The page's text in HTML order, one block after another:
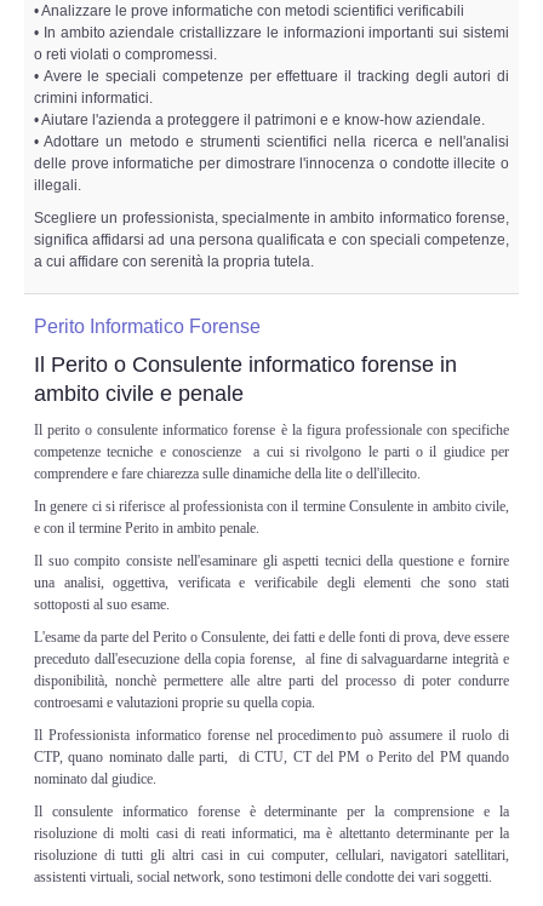
• Analizzare le prove informatiche con metodi scientifici verificabili
• In ambito aziendale cristallizzare le informazioni importanti sui sistemi
o reti violati o compromessi.
• Avere le speciali competenze per effettuare il tracking degli autori di
crimini informatici.
• Aiutare l'azienda a proteggere il patrimoni e e know-how aziendale.
• Adottare un metodo e strumenti scientifici nella ricerca e nell'analisi
delle prove informatiche per dimostrare l'innocenza o condotte illecite o
illegali.
Scegliere un professionista, specialmente in ambito informatico forense,
significa affidarsi ad una persona qualificata e con speciali competenze,
a cui affidare con serenità la propria tutela.
Perito Informatico Forense
Il Perito o Consulente informatico forense in
ambito civile e penale
Il perito o consulente informatico forense è la figura professionale con specifiche
competenze tecniche e conoscienze a cui si rivolgono le parti o il giudice per
comprendere e fare chiarezza sulle dinamiche della lite o dell'illecito.
In genere ci si riferisce al professionista con il termine Consulente in ambito civile,
e con il termine Perito in ambito penale.
Il suo compito consiste nell'esaminare gli aspetti tecnici della questione e fornire
una analisi, oggettiva, verificata e verificabile degli elementi che sono stati
sottoposti al suo esame.
L'esame da parte del Perito o Consulente, dei fatti e delle fonti di prova, deve essere
preceduto dall'esecuzione della copia forense, al fine di salvaguardarne integrità e
disponibilità, nonchè permettere alle altre parti del processo di poter condurre
controesami e valutazioni proprie su quella copia.
Il Professionista informatico forense nel procedimento può assumere il ruolo di
CTP, quano nominato dalle parti, di CTU, CT del PM o Perito del PM quando
nominato dal giudice.
Il consulente informatico forense è determinante per la comprensione e la
risoluzione di molti casi di reati informatici, ma è altettanto determinante per la
risoluzione di tutti gli altri casi in cui computer, cellulari, navigatori satellitari,
assistenti virtuali, social network, sono testimoni delle condotte dei vari soggetti.